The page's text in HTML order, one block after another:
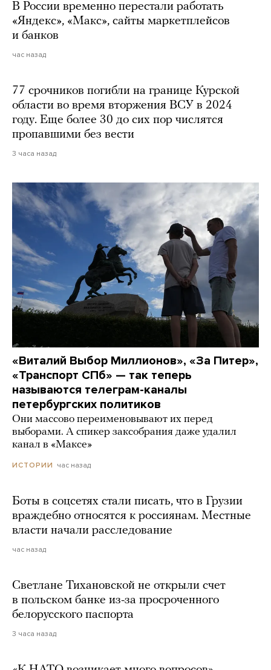
В России временно перестали работать
«Яндекс», «Макс», сайты маркетплейсов
и банков
час назад
77 срочников погибли на границе Курской
области во время вторжения ВСУ в 2024
году. Еще более 30 до сих пор числятся
пропавшими без вести
3 часа назад
«Виталий Выбор Миллионов», «За Питер»,
«Транспорт СПб» — так теперь
называются телеграм-каналы
петербургских политиков
Они массово переименовывают их перед
выборами. А спикер заксобрания даже удалил
канал в «Максе»
ИСТОРИИ час назад
Боты в соцсетях стали писать, что в Грузии
враждебно относятся к россиянам. Местные
власти начали расследование
час назад
Светлане Тихановской не открыли счет
в польском банке из-за просроченного
белорусского паспорта
3 часа назад